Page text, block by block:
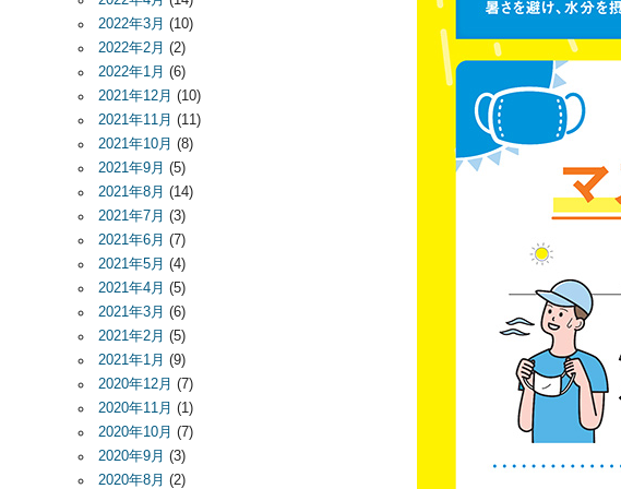
2022年3月 (10)
2022年2月 (2)
2022年1月 (6)
2021年12月 (10)
2021年11月 (11)
2021年10月 (8)
2021年9月 (5)
2021年8月 (14)
2021年7月 (3)
2021年6月 (7)
2021年5月 (4)
2021年4月 (5)
2021年3月 (6)
2021年2月 (5)
2021年1月 (9)
2020年12月 (7)
2020年11月 (1)
2020年10月 (7)
2020年9月 (3)
2020年8月 (2)